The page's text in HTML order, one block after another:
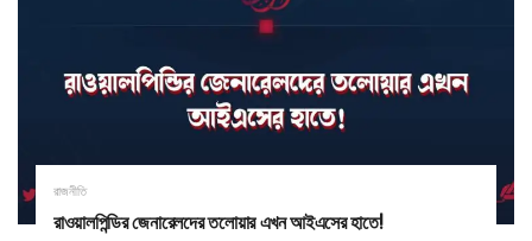
রাজনীতি
রাওয়ালপিন্ডির জেনারেলদের তলোয়ার এখন আইএসের হাতে! ​